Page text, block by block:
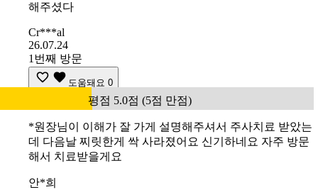
해주셨다
Cr***al
26.07.24
1번째 방문
도움돼요 0
평점 5.0점 (5점 만점)
*원장님이 이해가 잘 가게 설명해주셔서 주사치료 받았는
데 다음날 찌릿한게 싹 사라졌어요 신기하네요 자주 방문
해서 치료받을게요
안*희